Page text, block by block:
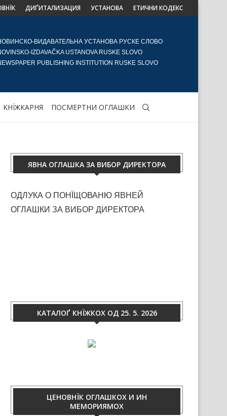
ДИҐИТАЛИЗАЦИЯ УСТАНОВА ЕТИЧНИ КОДЕКС
ВИДАВАТЕЛЬНА УСТАНОВА РУСКЕ СЛОВО
IZDAVAČKA USTANOVA RUSKE SLOVO
PUBLISHING INSTITUTION RUSKE SLOVO
KНЇЖКАРНЯ ПОСМЕРТНИ ОГЛАШКИ
ЯВНА ОГЛАШКА ЗА ВИБОР ДИРЕКТОРА
ОДЛУКА О ПОНЇЩОВАНЮ ЯВНЕЙ
ОГЛАШКИ ЗА ВИБОР ДИРЕКТОРА
КАТАЛОҐ КНЇЖКОХ ОД 25. 5. 2026
ЦЕНОВНЇК ОГЛАШКОХ И ИН
МЕМОРИЯМОХ